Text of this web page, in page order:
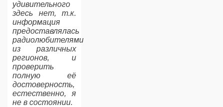
удивительного
здесь нет, т.к.
информация
предоставлялась
радиолюбителями
из различных
регионов, и
проверить
полную её
достоверность,
естественно, я
не в состоянии.